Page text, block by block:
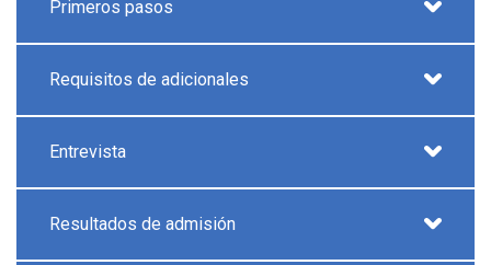
Primeros pasos
Requisitos de adicionales
Entrevista
Resultados de admisión